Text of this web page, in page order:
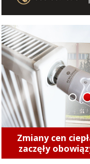
Za mało jest
1 2